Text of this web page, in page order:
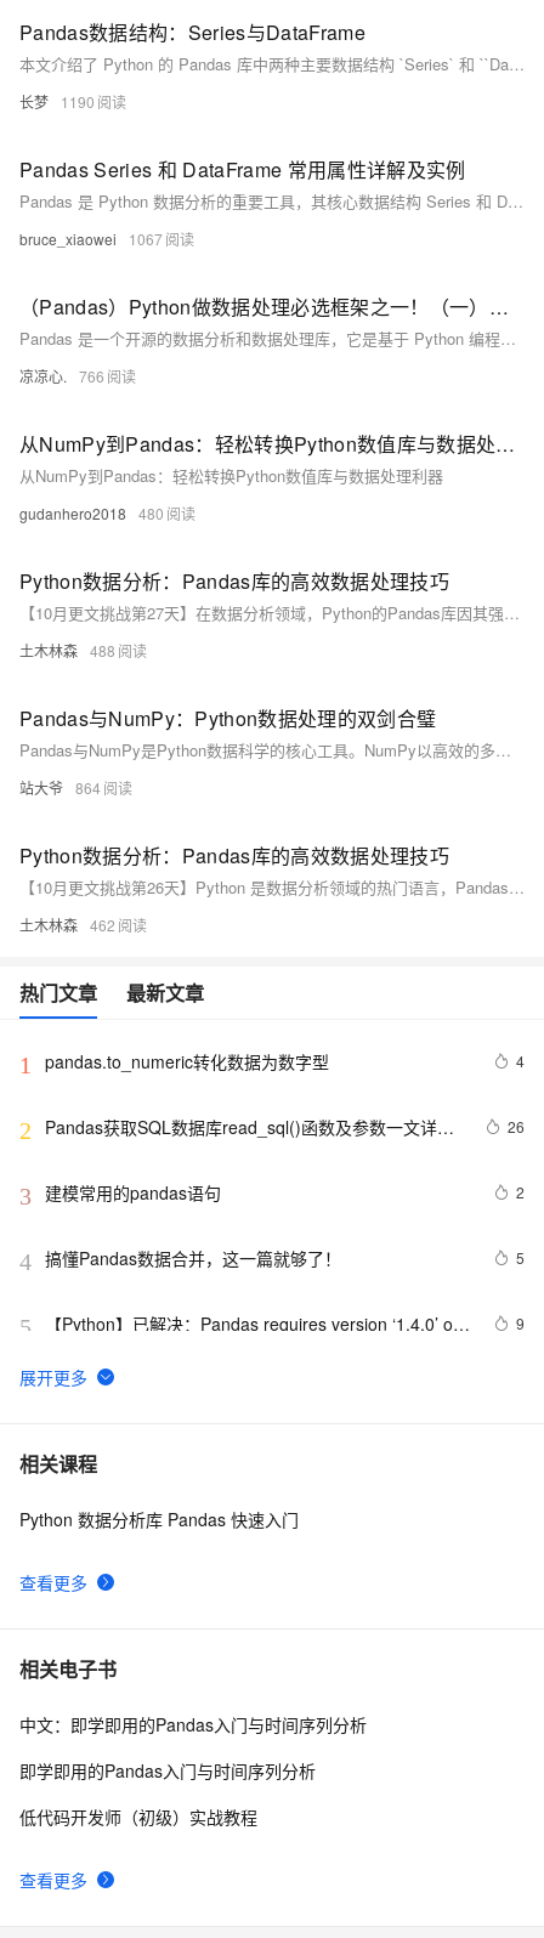
Pandas数据结构：Series与DataFrame
本文介绍了 Python 的 Pandas 库中两种主要数据结构 `Series` 和 ``DataFrame`，从基础概念入手，详细讲解了它们的创建、常见问题及解决方案，包括数据缺失处理、数据类型转换、重复数据删除、数据筛选、排序、聚合和合并等操作。同时，还提供了常见报错及解决方法，帮助读者更好地理解和使用 Pandas 进行数据分析。
长梦 1190
Pandas Series 和 DataFrame 常用属性详解及实例
Pandas 是 Python 数据分析的重要工具，其核心数据结构 Series 和 DataFrame 广泛应用。本文详细介绍了这两种结构的常用属性，如 `index`、`values`、`dtype` 等，并通过具体示例帮助读者更好地理解和使用这些属性，提升数据分析效率。
bruce_xiaowei 1067
（Pandas）Python做数据处理必选框架之一！（一）：介绍Pandas中的两个数据结构；刨析Series：如何访问数据；数据去重、取众数、总和、标准差、方差、平均值等；判断缺失值、获取索引...
Pandas 是一个开源的数据分析和数据处理库，它是基于 Python 编程语言的。 Pandas 提供了易于使用的数据结构和数据分析工具，特别适用于处理结构化数据，如表格型数据（类似于Excel表格）。 Pandas 是数据科学和分析领域中常用的工具之一，它使得用户能够轻松地从各种数据源中导入数据，并对数据进行高效的操作和分析。 Pandas 主要引入了两种新的数据结构：Series 和 DataFrame。
凉凉心. 766
从NumPy到Pandas：轻松转换Python数值库与数据处理利器
从NumPy到Pandas：轻松转换Python数值库与数据处理利器
gudanhero2018 480
Python数据分析：Pandas库的高效数据处理技巧
【10月更文挑战第27天】在数据分析领域，Python的Pandas库因其强大的数据处理能力而备受青睐。本文介绍了Pandas在数据导入、清洗、转换、聚合、时间序列分析和数据合并等方面的高效技巧，帮助数据分析师快速处理复杂数据集，提高工作效率。
土木林森 488
Pandas与NumPy：Python数据处理的双剑合璧
Pandas与NumPy是Python数据科学的核心工具。NumPy以高效的多维数组支持数值计算，适用于大规模矩阵运算；Pandas则提供灵活的DataFrame结构，擅长处理表格型数据与缺失值。二者在性能与功能上各具优势，协同构建现代数据分析的技术基石。
站大爷 864
Python数据分析：Pandas库的高效数据处理技巧
【10月更文挑战第26天】Python 是数据分析领域的热门语言，Pandas 库以其高效的数据处理功能成为数据科学家的利器。本文介绍 Pandas 在数据读取、筛选、分组、转换和合并等方面的高效技巧，并通过示例代码展示其实际应用。
土木林森 462
热门文章 最新文章
1 pandas.to_numeric转化数据为数字型 4
2
Pandas获取SQL数据库read_sql()函数及参数一文详解
26
3 建模常用的pandas语句 2
4 搞懂Pandas数据合并，这一篇就够了！ 5
5
【Python】已解决：Pandas requires version ‘1.4.0’ or
9
6 Pandas 2.2 中文官方教程和指南（十·一）（4）
7 Pandas实战案例：电商数据分析的实践与挑战
8 使用Python进行数据清洗与预处理：Pandas和NumPy
9 Python数据分析大杀器之Pandas基础2万字详解（学
10
相关课程
查看更多
Python 数据分析库 Pandas 快速入门
相关电子书
查看更多
中文：即学即用的Pandas入门与时间序列分析
即学即用的Pandas入门与时间序列分析
低代码开发师（初级）实战教程